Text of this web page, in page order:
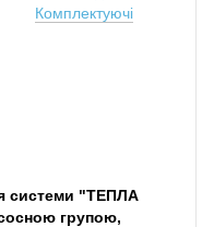
Комплектуючі
системи "ТЕПЛА
групою,